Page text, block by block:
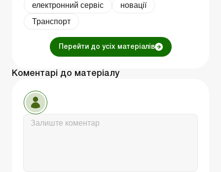
електронний сервіс
новації
Транспорт
Перейти до усіх матеріалів
Коментарі до матеріалу